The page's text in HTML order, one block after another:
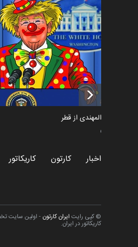
فراخوان رویداد
پوستر "ایران
اخبار 6 ماه قبل
تسلیت به
اخبار 6 ماه قبل
سعد المهندی از قطر
سیاسی
اخبار کارتون کاریکاتور
© کپی رایت ایران کارتون - اولین سایت
کاریکاتور در ایران.